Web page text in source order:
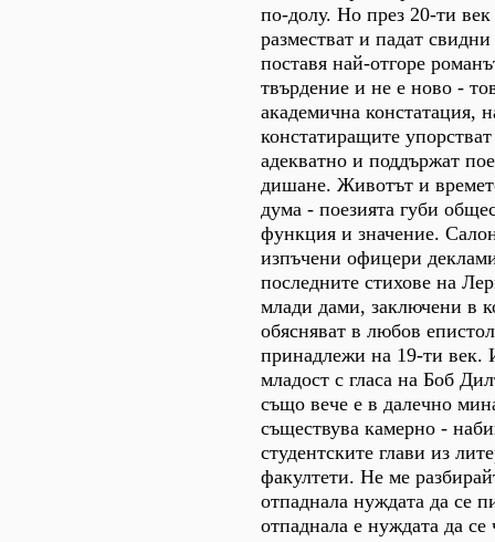
по-долу. Но през 20-ти век
разместват и падат
поставя най-отгоре
твърдение и не е ново -
академична констатация,
констатиращите упорстват
адекватно и поддържат
дишане. Животът и
дума - поезията губи
функция и значение.
изпъчени офицери
последните стихове на
млади дами, заключени в
обясняват в любов
принадлежи на 19-ти век.
младост с гласа на Боб
също вече е в далечно
съществува камерно -
студентските глави из
факултети. Не ме
отпаднала нуждата да се
отпаднала е нуждата да